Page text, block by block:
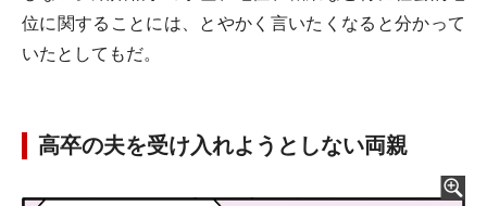
位に関することには、とやかく言いたくなると分かって
いたとしてもだ。
高卒の夫を受け入れようとしない両親